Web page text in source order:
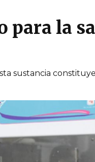
para la
sustancia